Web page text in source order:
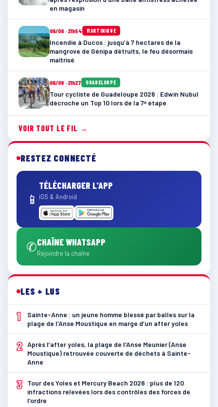
en magasin
06/08 · 21h54 MARTINIQUE
Incendie à Ducos : jusqu’à 7 hectares de la
mangrove de Génipa détruits, le feu désormais
maîtrisé
06/08 · 21h27 GUADELOUPE
Tour cycliste de Guadeloupe 2026 : Edwin Nubul
décroche un Top 10 lors de la 7ᵉ étape
VOIR TOUT LE FIL →
RESTEZ CONNECTÉ
📱
TÉLÉCHARGER L'APP
iOS & Android
✆CHAÎNE WHATSAPP
Rejoindre la chaîne
LES + LUS
1
Sainte-Anne : un jeune homme blessé par balles sur la
plage de l’Anse Moustique en marge d’un after yoles
2 Après l’after yoles, la plage de l’Anse Meunier (Anse
Moustique) retrouvée couverte de déchets à Sainte-
Anne
3
Tour des Yoles et Mercury Beach 2026 : plus de 120
infractions relevées lors des contrôles des forces de
l’ordre